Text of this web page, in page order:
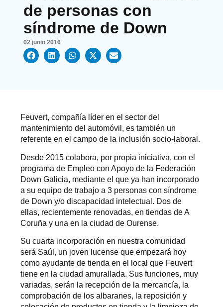
de personas con
síndrome de Down
02 junio 2016
Feuvert, compañía líder en el sector del
mantenimiento del automóvil, es también un
referente en el campo de la inclusión socio-laboral.
Desde 2015 colabora, por propia iniciativa, con el
programa de Empleo con Apoyo de la Federación
Down Galicia, mediante el que ya han incorporado
a su equipo de trabajo a 3 personas con síndrome
de Down y/o discapacidad intelectual. Dos de
ellas, recientemente renovadas, en tiendas de A
Coruña y una en la ciudad de Ourense.
Su cuarta incorporación en nuestra comunidad
será Saúl, un joven lucense que empezará hoy
como ayudante de tienda en el local que Feuvert
tiene en la ciudad amurallada. Sus funciones, muy
variadas, serán la recepción de la mercancía, la
comprobación de los albaranes, la reposición y